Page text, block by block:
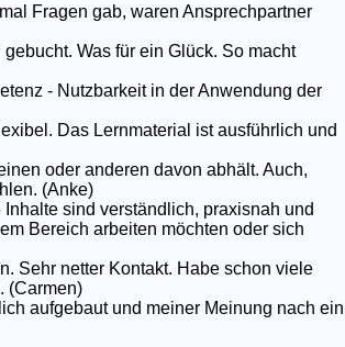
Fragen gab, waren Ansprechpartner
Was für ein Glück. So macht
- Nutzbarkeit in der Anwendung der
Das Lernmaterial ist ausführlich und
oder anderen davon abhält. Auch,
(Anke)
sind verständlich, praxisnah und
Bereich arbeiten möchten oder sich
Sehr netter Kontakt. Habe schon viele
(Carmen)
aufgebaut und meiner Meinung nach ein